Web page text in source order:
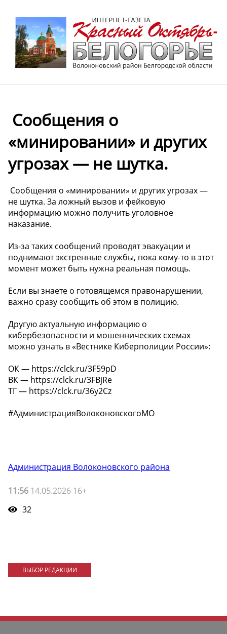
️ Сообщения о
«минировании» и других
угрозах — не шутка.
️ Сообщения о «минировании» и других угрозах —
не шутка. За ложный вызов и фейковую
информацию можно получить уголовное
наказание.
Из-за таких сообщений проводят эвакуации и
поднимают экстренные службы, пока кому-то в этот
момент может быть нужна реальная помощь.
️Если вы знаете о готовящемся правонарушении,
важно сразу сообщить об этом в полицию.
Другую актуальную информацию о
кибербезопасности и мошеннических схемах
можно узнать в «Вестнике Киберполиции России»:
ОК — https://clck.ru/3F59pD
ВК — https://clck.ru/3FBjRe
ТГ — https://clck.ru/36y2Cz
#АдминистрацияВолоконовскогоМО
Администрация Волоконовского района
11:56 14.05.2026 16+
32
ВЫБОР РЕДАКЦИИ